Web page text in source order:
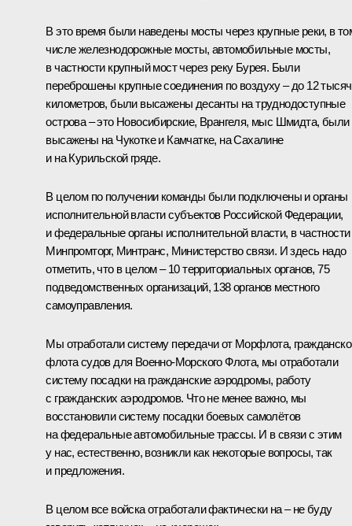
В это время были наведены мосты через крупные реки, в
числе железнодорожные мосты, автомобильные мосты,
в частности крупный мост через реку Бурея. Были
переброшены крупные соединения по воздуху – до 12 тысяч
километров, были высажены десанты на труднодоступные
острова – это Новосибирские, Врангеля, мыс Шмидта, были
высажены на Чукотке и Камчатке, на Сахалине
и на Курильской гряде.
В целом по получении команды были подключены и органы
исполнительной власти субъектов Российской Федерации,
и федеральные органы исполнительной власти, в частности
Минпромторг, Минтранс, Министерство связи. И здесь надо
отметить, что в целом – 10 территориальных органов, 75
подведомственных организаций, 138 органов местного
самоуправления.
Мы отработали систему передачи от Морфлота,
флота судов для Военно-Морского Флота, мы отработали
систему посадки на гражданские аэродромы, работу
с гражданских аэродромов. Что не менее важно, мы
восстановили систему посадки боевых самолётов
на федеральные автомобильные трассы. И в связи с этим
у нас, естественно, возникли как некоторые вопросы, так
и предложения.
В целом все войска отработали фактически на – не буду